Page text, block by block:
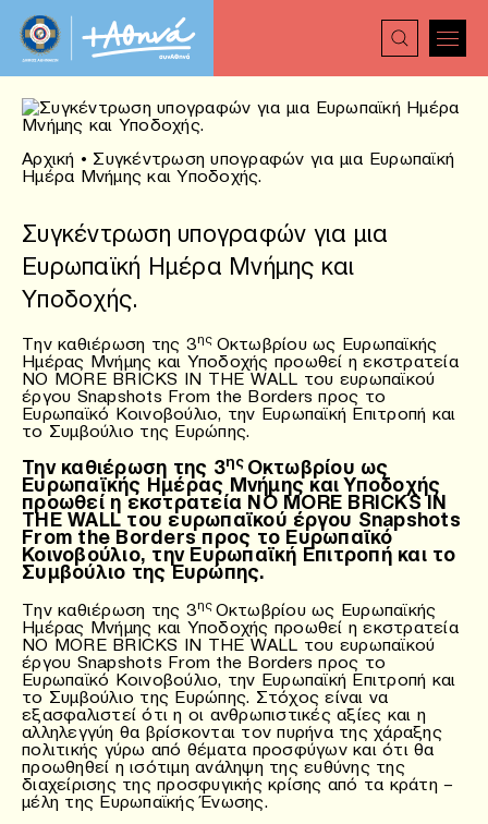
Αρχική • Συγκέντρωση υπογραφών για μια Eυρωπαϊκή
Hμέρα Mνήμης και Yποδοχής.
Συγκέντρωση υπογραφών για μια
Eυρωπαϊκή Hμέρα Mνήμης και
Yποδοχής.
Την καθιέρωση της 3ης Οκτωβρίου ως Ευρωπαϊκής
Ημέρας Μνήμης και Υποδοχής προωθεί η εκστρατεία
ΝΟ MORE BRICKS IN THE WALL του ευρωπαϊκού
έργου Snapshots From the Borders προς το
Ευρωπαϊκό Κοινοβούλιο, την Ευρωπαϊκή Επιτροπή και
το Συμβούλιο της Ευρώπης.
Την καθιέρωση της 3ης Οκτωβρίου ως
Ευρωπαϊκής Ημέρας Μνήμης και Υποδοχής
προωθεί η εκστρατεία ΝΟ MORE BRICKS IN
THE WALL του ευρωπαϊκού έργου Snapshots
From the Borders προς το Ευρωπαϊκό
Κοινοβούλιο, την Ευρωπαϊκή Επιτροπή και το
Συμβούλιο της Ευρώπης.
Την καθιέρωση της 3ης Οκτωβρίου ως Ευρωπαϊκής
Ημέρας Μνήμης και Υποδοχής προωθεί η εκστρατεία
ΝΟ MORE BRICKS IN THE WALL του ευρωπαϊκού
έργου Snapshots From the Borders προς το
Ευρωπαϊκό Κοινοβούλιο, την Ευρωπαϊκή Επιτροπή και
το Συμβούλιο της Ευρώπης. Στόχος είναι να
εξασφαλιστεί ότι η οι ανθρωπιστικές αξίες και η
αλληλεγγύη θα βρίσκονται τον πυρήνα της χάραξης
πολιτικής γύρω από θέματα προσφύγων και ότι θα
προωθηθεί η ισότιμη ανάληψη της ευθύνης της
διαχείρισης της προσφυγικής κρίσης από τα κράτη –
μέλη της Ευρωπαϊκής Ένωσης.